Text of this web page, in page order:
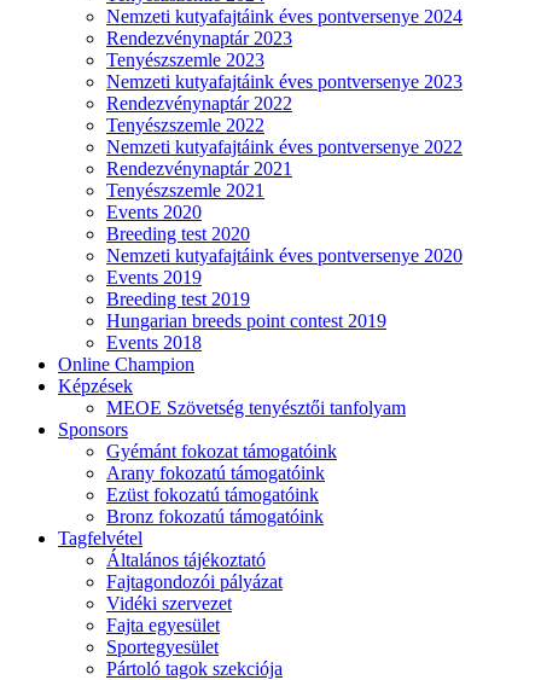
Nemzeti kutyafajtáink éves pontversenye 2024
Rendezvénynaptár 2023
Tenyészszemle 2023
Nemzeti kutyafajtáink éves pontversenye 2023
Rendezvénynaptár 2022
Tenyészszemle 2022
Nemzeti kutyafajtáink éves pontversenye 2022
Rendezvénynaptár 2021
Tenyészszemle 2021
Events 2020
Breeding test 2020
Nemzeti kutyafajtáink éves pontversenye 2020
Events 2019
Breeding test 2019
Hungarian breeds point contest 2019
Events 2018
Online Champion
Képzések
MEOE Szövetség tenyésztői tanfolyam
Sponsors
Gyémánt fokozat támogatóink
Arany fokozatú támogatóink
Ezüst fokozatú támogatóink
Bronz fokozatú támogatóink
Tagfelvétel
Általános tájékoztató
Fajtagondozói pályázat
Vidéki szervezet
Fajta egyesület
Sportegyesület
Pártoló tagok szekciója